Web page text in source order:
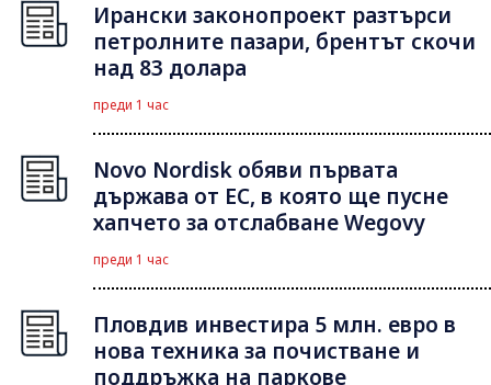
Ирански законопроект разтърси
петролните пазари, брентът скочи
над 83 долара
преди 1 час
Novo Nordisk обяви първата
държава от ЕС, в която ще пусне
хапчето за отслабване Wegovy
преди 1 час
Пловдив инвестира 5 млн. евро в
нова техника за почистване и
поддръжка на паркове